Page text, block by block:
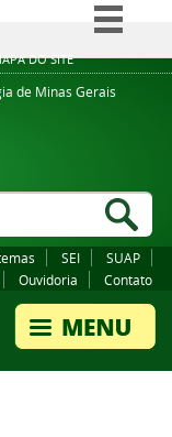
DO SITE
BR
de Minas Gerais
SEI
SUAP
Ouvidoria Contato